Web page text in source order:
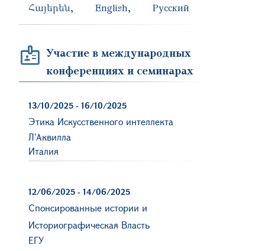
Հայերեն English Русский
Участие в международных
конференциях и семинарах
13/10/2025 - 16/10/2025
Этика Искусственного интеллекта
Л'Аквилла
Италия
12/06/2025 - 14/06/2025
Спонсированные истории и
Историографическая Власть
ЕГУ